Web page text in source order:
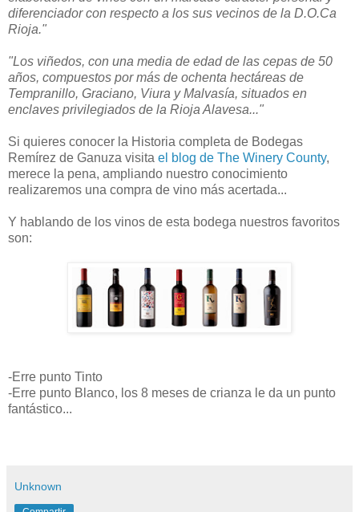
diferenciador con respecto a los sus vecinos de la D.O.Ca
Rioja."
"Los viñedos, con una media de edad de las cepas de 50
años, compuestos por más de ochenta hectáreas de
Tempranillo, Graciano, Viura y Malvasía, situados en
enclaves privilegiados de la Rioja Alavesa..."
Si quieres conocer la Historia completa de Bodegas
Remírez de Ganuza visita el blog de The Winery County,
merece la pena, ampliando nuestro conocimiento
realizaremos una compra de vino más acertada...
Y hablando de los vinos de esta bodega nuestros favoritos
son:
-Erre punto Tinto
-Erre punto Blanco, los 8 meses de crianza le da un punto
fantástico...
Unknown